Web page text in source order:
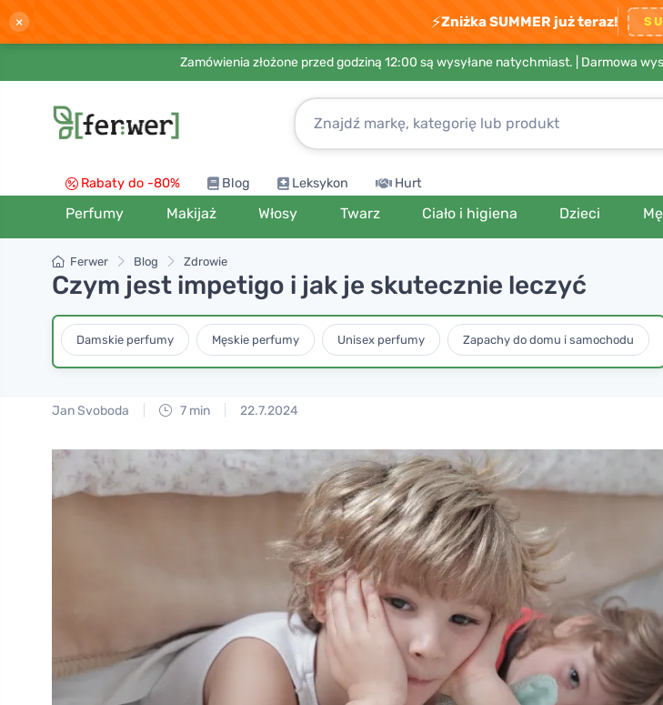
× ⚡Zniżka SUMMER już teraz!
Zamówienia złożone przed godziną 12:00 są wysyłane natychmiast. | Darmowa
Rabaty do -80% Blog Leksykon Hurt
Perfumy Makijaż Włosy Twarz Ciało i higiena Dzieci
Ferwer Blog Zdrowie
Czym jest impetigo i jak je skutecznie leczyć
Damskie perfumy Męskie perfumy Unisex perfumy Zapachy do domu i samochodu
Jan Svoboda 7 min 22.7.2024